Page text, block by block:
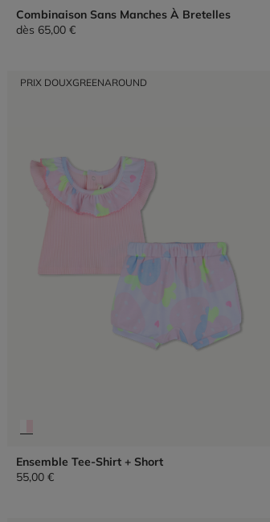
Combinaison Sans Manches À Bretelles
dès 65,00 €
PRIX DOUXGREENAROUND
Ensemble Tee-Shirt + Short
55,00 €